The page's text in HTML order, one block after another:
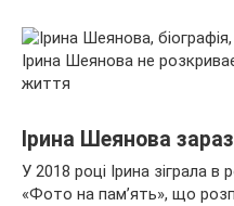
Ірина Шеянова не
життя
Ірина Шеянова зараз
У 2018 році Ірина зіграла в
«Фото на пам’ять», що